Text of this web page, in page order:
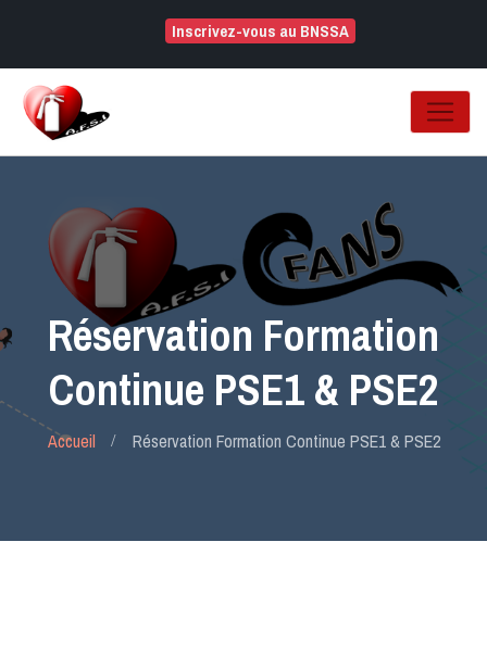
Inscrivez-vous au BNSSA
Réservation Formation
Continue PSE1 & PSE2
Accueil Réservation Formation Continue PSE1 & PSE2